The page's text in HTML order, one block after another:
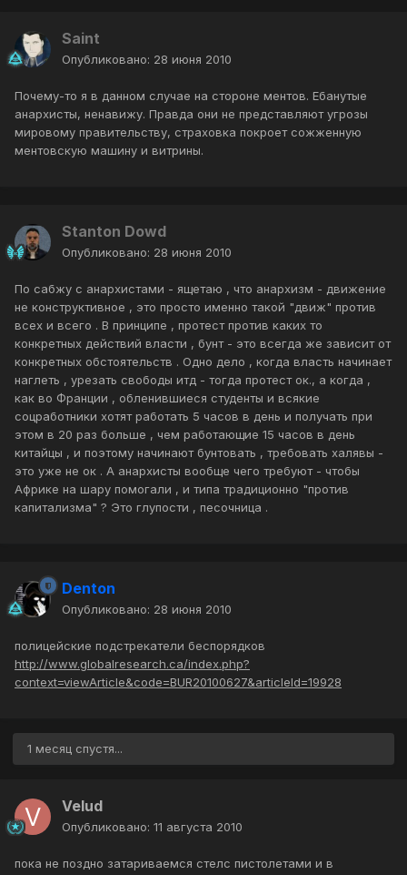
Saint
Опубликовано: 28 июня 2010
Почему-то я в данном случае на стороне ментов. Ебанутые
анархисты, ненавижу. Правда они не представляют угрозы
мировому правительству, страховка покроет сожженную
ментовскую машину и витрины.
Stanton Dowd
Опубликовано: 28 июня 2010
По сабжу с анархистами - ящетаю , что анархизм - движение
не конструктивное , это просто именно такой "движ" против
всех и всего . В принципе , протест против каких то
конкретных действий власти , бунт - это всегда же зависит от
конкретных обстоятельств . Одно дело , когда власть начинает
наглеть , урезать свободы итд - тогда протест ок., а когда ,
как во Франции , обленившиеся студенты и всякие
соцработники хотят работать 5 часов в день и получать при
этом в 20 раз больше , чем работающие 15 часов в день
китайцы , и поэтому начинают бунтовать , требовать халявы -
это уже не ок . А анархисты вообще чего требуют - чтобы
Африке на шару помогали , и типа традиционно "против
капитализма" ? Это глупости , песочница .
Denton
Опубликовано: 28 июня 2010
полицейские подстрекатели беспорядков
http://www.globalresearch.ca/index.php?
context=viewArticle&code=BUR20100627&articleId=19928
1 месяц спустя...
Velud
Опубликовано: 11 августа 2010
пока не поздно затариваемся стелс пистолетами и в